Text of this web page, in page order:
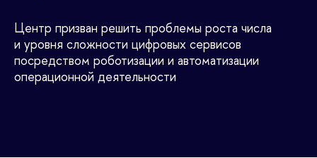
Центр призван решить проблемы роста числа
и уровня сложности цифровых сервисов
посредством роботизации и автоматизации
операционной деятельности